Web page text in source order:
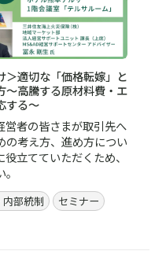
＞適切な「価格転嫁」と
～高騰する原材料費・エ
する～
営者の皆さまが取引先へ
の考え方、進め方につい
立てていただくため、
内部統制 セミナー